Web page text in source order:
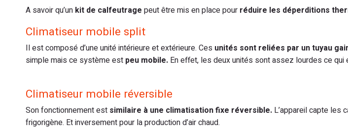
A savoir qu’un kit de calfeutrage peut être mis en place pour réduire les déperditions
Climatiseur mobile split
Il est composé d’une unité intérieure et extérieure. Ces unités sont reliées par un tuyau
simple mais ce système est peu mobile. En effet, les deux unités sont assez lourdes ce qui
Climatiseur mobile réversible
Son fonctionnement est similaire à une climatisation fixe réversible. L’appareil capte les
frigorigène. Et inversement pour la production d’air chaud.